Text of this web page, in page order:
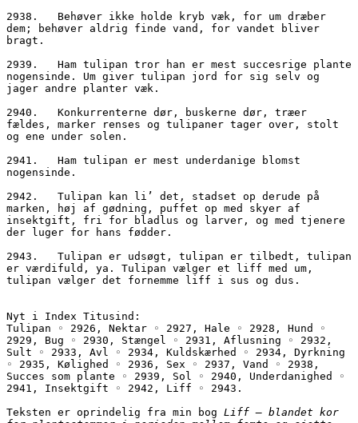
2938.	Behøver ikke holde kryb væk, for um dræber
dem; behøver aldrig finde vand, for vandet bliver
bragt.
2939.	Ham tulipan tror han er mest succesrige plante
nogensinde. Um giver tulipan jord for sig selv og
jager andre planter væk.
2940.	Konkurrenterne dør, buskerne dør, træer
fældes, marker renses og tulipaner tager over, stolt
og ene under solen.
2941.	Ham tulipan er mest underdanige blomst
nogensinde.
2942.	Tulipan kan li’ det, stadset op derude på
marken, høj af gødning, puffet op med skyer af
insektgift, fri for bladlus og larver, og med tjenere
der luger for hans fødder.
2943.	Tulipan er udsøgt, tulipan er tilbedt, tulipan
er værdifuld, ya. Tulipan vælger et liff med um,
tulipan vælger det fornemme liff i sus og dus.
Nyt i Index Titusind:
Tulipan ◦ 2926, Nektar ◦ 2927, Hale ◦ 2928, Hund ◦
2929, Bug ◦ 2930, Stængel ◦ 2931, Aflusning ◦ 2932,
Sult ◦ 2933, Avl ◦ 2934, Kuldskærhed ◦ 2934, Dyrkning
◦ 2935, Kølighed ◦ 2936, Sex ◦ 2937, Vand ◦ 2938,
Succes som plante ◦ 2939, Sol ◦ 2940, Underdanighed ◦
2941, Insektgift ◦ 2942, Liff ◦ 2943.
Teksten er oprindelig fra min bog Liff – blandet kor